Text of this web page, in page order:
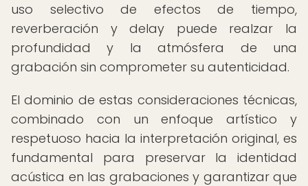
uso selectivo de efectos de tiempo,
reverberación y delay puede realzar la
profundidad y la atmósfera de una
grabación sin comprometer su autenticidad.
El dominio de estas consideraciones técnicas,
combinado con un enfoque artístico y
respetuoso hacia la interpretación original, es
fundamental para preservar la identidad
acústica en las grabaciones y garantizar que